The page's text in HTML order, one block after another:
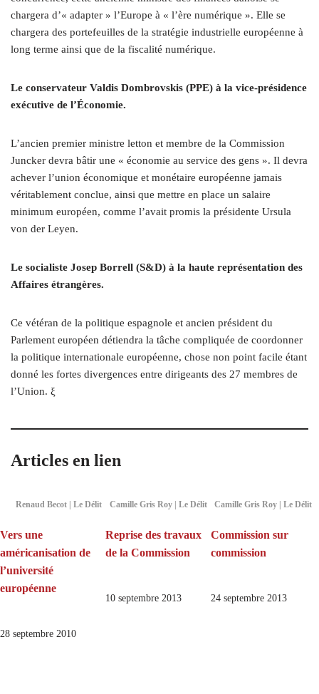
chargera d’« adapter » l’Europe à « l’ère numérique ». Elle se
chargera des portefeuilles de la stratégie industrielle européenne à
long terme ainsi que de la fiscalité numérique.
Le conservateur Valdis Dombrovskis (PPE) à la vice-présidence
exécutive de l’Économie.
L’ancien premier ministre letton et membre de la Commission
Juncker devra bâtir une « économie au service des gens ». Il devra
achever l’union économique et monétaire européenne jamais
véritablement conclue, ainsi que mettre en place un salaire
minimum européen, comme l’avait promis la présidente Ursula
von der Leyen.
Le socialiste Josep Borrell (S&D) à la haute représentation des
Affaires étrangères.
Ce vétéran de la politique espagnole et ancien président du
Parlement européen détiendra la tâche compliquée de coordonner
la politique internationale européenne, chose non point facile étant
donné les fortes divergences entre dirigeants des 27 membres de
l’Union. ξ
Articles en lien
Renaud Becot | Le Délit
Vers une
américanisation de
l’université
européenne
28 septembre 2010
Camille Gris Roy | Le Délit
Reprise des travaux
de la Commission
10 septembre 2013
Camille Gris Roy | Le Délit
Commission sur
commission
24 septembre 2013